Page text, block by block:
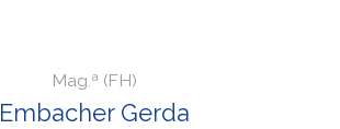
Mag.ª (FH)
Embacher Gerda